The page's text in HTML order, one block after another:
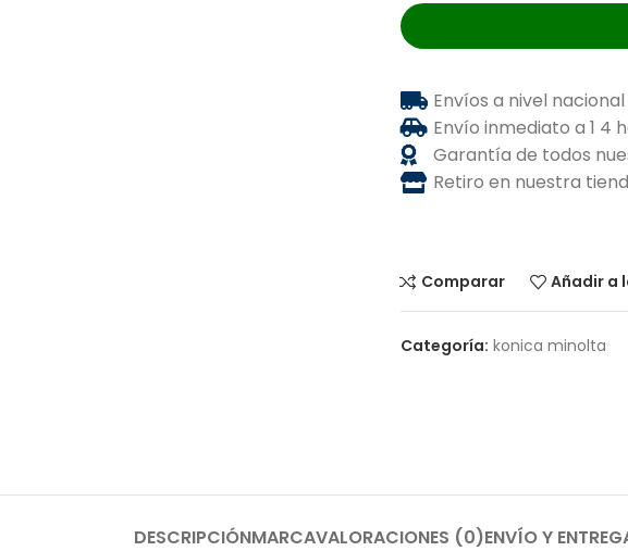
Envíos a nivel
Envío inmediato a 1 4
Garantía de todos
Retiro en nuestra
Comparar Añadir a
Categoría: konica minolta
DESCRIPCIÓNMARCAVALORACIONES (0)ENVÍO Y